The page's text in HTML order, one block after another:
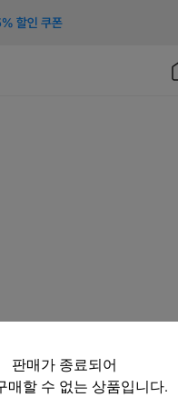
판매가 종료되어
매할 수 없는 상품입니다.